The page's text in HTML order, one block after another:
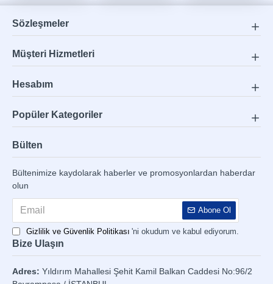
Sözleşmeler
Müşteri Hizmetleri
Hesabım
Popüler Kategoriler
Bülten
Bültenimize kaydolarak haberler ve promosyonlardan haberdar
olun
Abone Ol
Gizlilik ve Güvenlik Politikası 'ni okudum ve kabul ediyorum.
Bize Ulaşın
Adres: Yıldırım Mahallesi Şehit Kamil Balkan Caddesi No:96/2